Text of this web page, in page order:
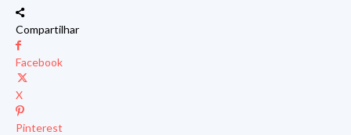
Compartilhar
Facebook
X
Pinterest